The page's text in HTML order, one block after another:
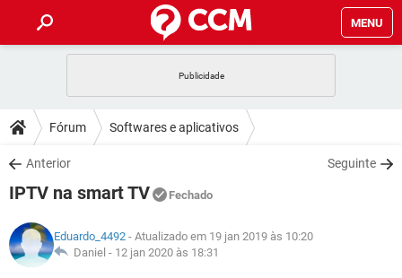
MENU
CELULAR FACEBOOK
OUTLOOK
INSTAGRAM
GUIA DE COMPRAS
DICAS
JOGOS WHATSAPP
INSTAGRAM GMAIL
GUIA DE COMPRAS
DOWNLOADS
JOGOS
CELULAR
OUTLOOK EXCEL
JOGOS WHATSAPP
CELULAR
GLOSSÁRIO
Fórum Softwares e aplicativos
Anterior Seguinte
IPTV na smart TV Fechado
Eduardo_4492 - Atualizado em 19 jan 2019 às 10:20
Daniel - 12 jan 2020 às 18:31